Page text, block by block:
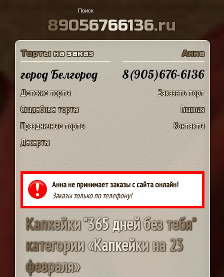
89056766136.ru
Торты на заказ
город Белгород
Детские торты
Свадебные торты
Праздничные торты
Десерты
Анна
8(905)676-6136
Заказать торт
Главная
Контакты
Анна не принимает заказы с сайта онлайн!
Заказы только по телефону!
Капкейки"365днейбезтебя"
категории«Капкейкина 23
февраля»